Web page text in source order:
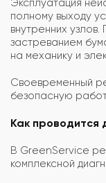
полному выходу
внутренних
застреванием
на механику и
Своевременный
безопасную
Как проводится
В GreenService
комплексной